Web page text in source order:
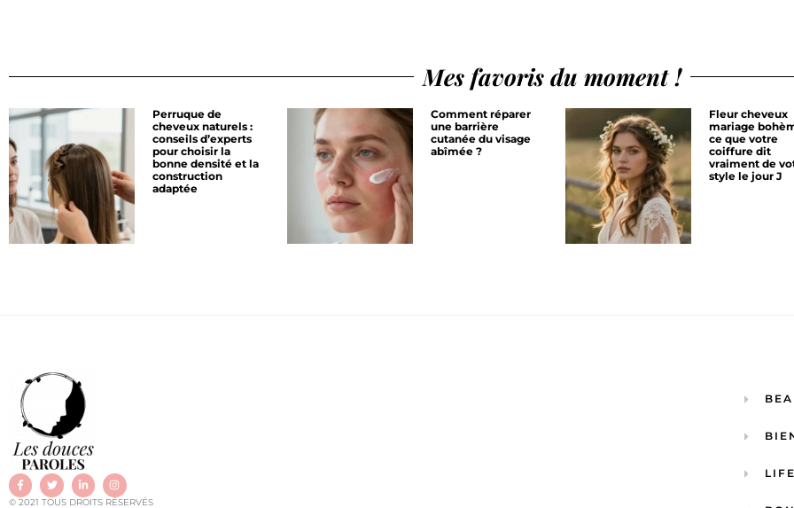
Mes favoris du moment !
Perruque de
cheveux naturels :
conseils d’experts
pour choisir la
bonne densité et la
construction
adaptée
Comment réparer
une barrière
cutanée du visage
abîmée ?
Fleur cheveux
mariage
ce que votre
coiffure dit
vraiment de
style le jour J
© 2021 TOUS DROITS RÉSERVÉS